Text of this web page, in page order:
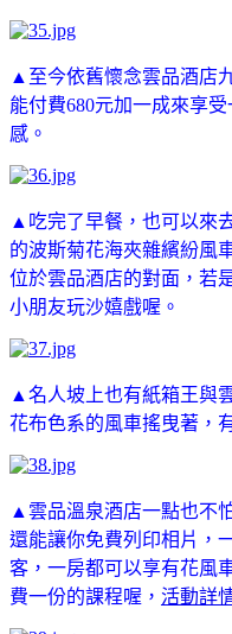
▲至今依舊懷念雲品酒店
能付費680元加一成來享
感。
▲吃完了早餐，也可以來
的波斯菊花海夾雜繽紛風
位於雲品酒店的對面，若
小朋友玩沙嬉戲喔。
▲名人坡上也有紙箱王與
花布色系的風車搖曳著，
▲雲品溫泉酒店一點也不
還能讓你免費列印相片，
客，一房都可以享有花風
費一份的課程喔， 活動詳